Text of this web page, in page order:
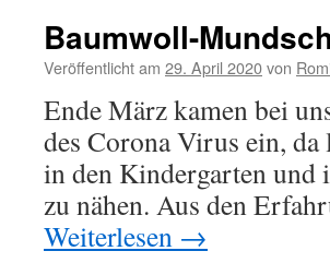
Baumwoll-
Veröffentlicht am 29. April 2020von
Ende März kamen bei
des Corona Virus ein,
in den Kindergarten und
zu nähen. Aus den
Weiterlesen →